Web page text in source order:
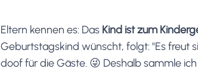
Eltern kennen es: Das Kind ist zum
Geburtstagskind wünscht, folgt: "Es freut
doof für die Gäste. 😜 Deshalb sammle